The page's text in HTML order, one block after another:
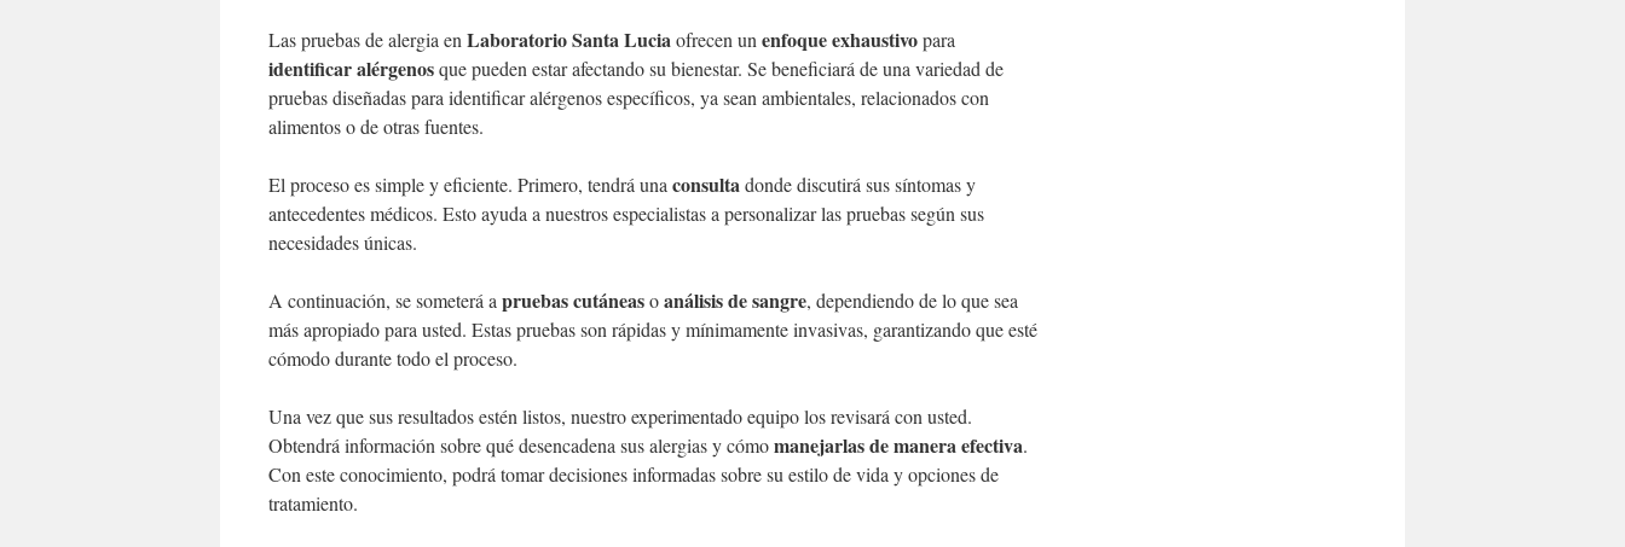
Las pruebas de alergia en Laboratorio Santa Luciaofrecen un enfoque exhaustivopara
identificar alérgenosque pueden estar afectando su bienestar. Se beneficiará de una variedad de
pruebas diseñadas para identificar alérgenos específicos, ya sean ambientales, relacionados con
alimentos o de otras fuentes.
El proceso es simple y eficiente. Primero, tendrá una consultadonde discutirá sus síntomas y
antecedentes médicos. Esto ayuda a nuestros especialistas a personalizar las pruebas según sus
necesidades únicas.
A continuación, se someterá a pruebas cutáneasoanálisis de sangre, dependiendo de lo que sea
más apropiado para usted. Estas pruebas son rápidas y mínimamente invasivas, garantizando que esté
cómodo durante todo el proceso.
Una vez que sus resultados estén listos, nuestro experimentado equipo los revisará con usted.
Obtendrá información sobre qué desencadena sus alergias y cómomanejarlas de manera efectiva.
Con este conocimiento, podrá tomar decisiones informadas sobre su estilo de vida y opciones de
tratamiento.